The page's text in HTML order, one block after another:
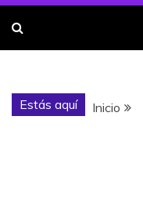
Estás aquí Inicio